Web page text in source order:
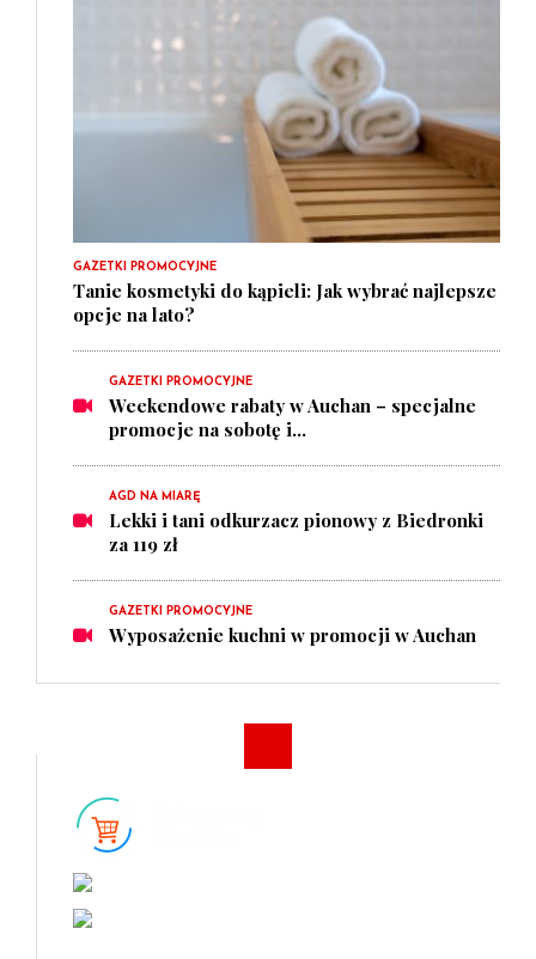
GAZETKI PROMOCYJNE
Tanie kosmetyki do kąpieli: Jak wybrać najlepsze
opcje na lato?
GAZETKI PROMOCYJNE
Weekendowe rabaty w Auchan – specjalne
promocje na sobotę i...
AGD NA MIARĘ
Lekki i tani odkurzacz pionowy z Biedronki
za 119 zł
GAZETKI PROMOCYJNE
Wyposażenie kuchni w promocji w Auchan